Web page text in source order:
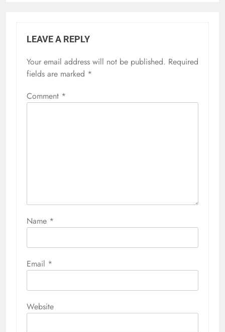
LEAVE A REPLY
Your email address will not be published. Required
fields are marked *
Comment *
Name *
Email *
Website